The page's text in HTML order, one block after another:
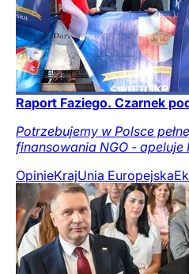
Raport Faziego. Czarnek
Potrzebujemy w Polsce
finansowania NGO - apeluje
OpinieKrajUnia Europejska